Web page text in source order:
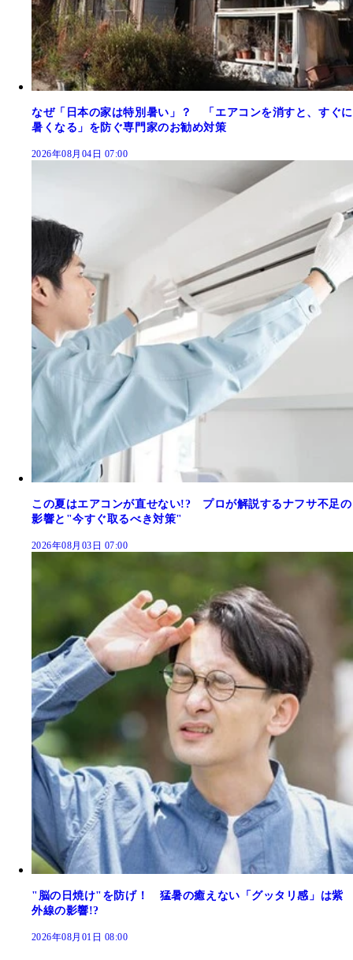
なぜ「日本の家は特別暑い」？ 「エアコンを消すと、すぐに
暑くなる」を防ぐ専門家のお勧め対策
2026年08月04日 07:00
この夏はエアコンが直せない!? プロが解説するナフサ不足の
影響と"今すぐ取るべき対策"
2026年08月03日 07:00
"脳の日焼け"を防げ！ 猛暑の癒えない「グッタリ感」は紫
外線の影響!?
2026年08月01日 08:00